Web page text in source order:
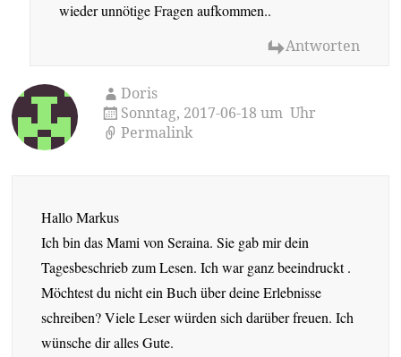
wieder unnötige Fragen aufkommen..
Antworten
Doris
Sonntag, 2017-06-18 um Uhr
Permalink
Hallo Markus
Ich bin das Mami von Seraina. Sie gab mir dein
Tagesbeschrieb zum Lesen. Ich war ganz beeindruckt .
Möchtest du nicht ein Buch über deine Erlebnisse
schreiben? Viele Leser würden sich darüber freuen. Ich
wünsche dir alles Gute.